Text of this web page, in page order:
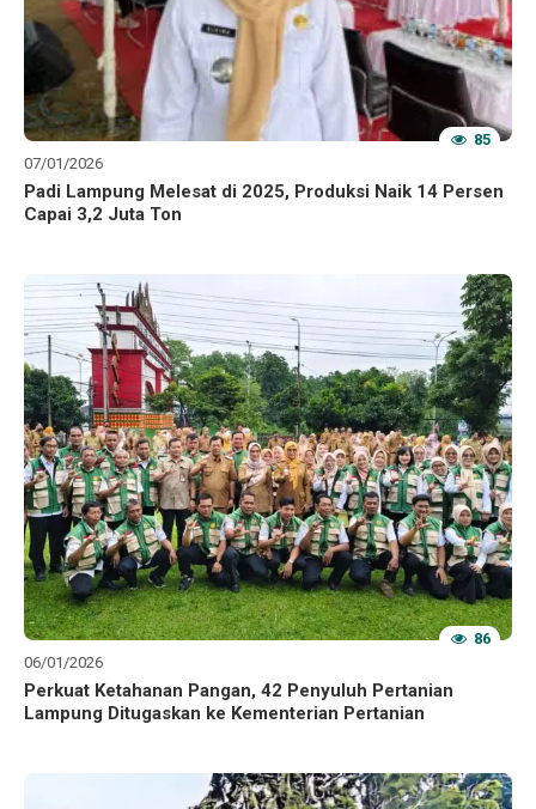
07/01/2026
85
Padi Lampung Melesat di 2025, Produksi Naik 14 Persen
Capai 3,2 Juta Ton
06/01/2026
86
Perkuat Ketahanan Pangan, 42 Penyuluh Pertanian
Lampung Ditugaskan ke Kementerian Pertanian